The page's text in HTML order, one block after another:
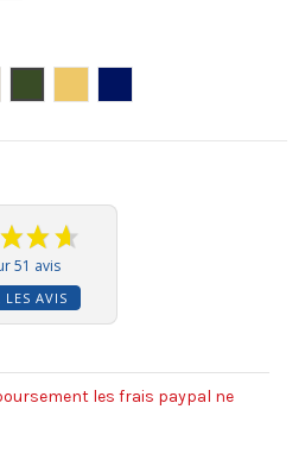
51 avis
LES AVIS
les frais paypal ne